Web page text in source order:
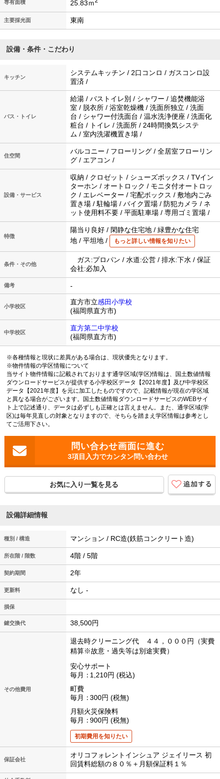
専有面積 25.83ｍ
主要採光面 東南
設備・条件・こだわり
キッチン
システムキッチン / 2口コンロ / ガスコンロ設
置済 /
バス・トイレ
給湯 / バストイレ別 / シャワー / 追焚機能浴
室 / 脱衣所 / 浴室乾燥機 / 洗面所独立 / 洗面
台 / シャワー付洗面台 / 温水洗浄便座 / 洗面化
粧台 / トイレ / 洗面所 / 24時間換気システ
ム / 室内洗濯機置き場 /
住空間
バルコニー / フローリング / 全居室フローリン
グ / エアコン /
設備・サービス
収納 / クロゼット / シューズボックス / TVイン
ターホン / オートロック / モニタ付オートロッ
ク / エレベーター / 宅配ボックス / 敷地内ごみ
置き場 / 駐輪場 / バイク置場 / 防犯カメラ / ネ
ット使用料不要 / 平面駐車場 / 専用ゴミ置場 /
特徴
陽当り良好 / 閑静な住宅地 / 緑豊かな住宅
地 / 平坦地 /
もっと詳しい情報を知りたい
条件・その他
ガス:プロパン / 水道:公営 / 排水:下水 / 保証
会社:必加入
備考 -
小学校区
直方市立感田小学校
(福岡県直方市)
中学校区
直方第二中学校
(福岡県直方市)
※各種情報と現状に差異がある場合は、現状優先となります。
※物件情報の学区情報について
当サイト物件情報に記載されております通学区域(学区)情報は、国土数値情報
ダウンロードサービスが提供する小学校区データ【2021年度】及び中学校区
データ【2021年度】を元に加工したものですので、記載情報が現在の学区域
と異なる場合がございます。国土数値情報ダウンロードサービスのWEBサイ
ト上で記述通り、データは必ずしも正確とは言えません。また、通学区域(学
区)は毎年見直しの対象となりますので、そちらを踏まえ学区情報は参考とし
てご活用下さい。
3項目入力でカンタン問い合わせ
お気に入り一覧を見る
設備詳細情報
種別 / 構造 マンション / RC造(鉄筋コンクリート造)
所在階 / 階数 4階 / 5階
契約期間 2年
更新料 なし -
損保
鍵交換代 38,500円
その他費用
退去時クリーニング代 ４４，０００円（実費
精算※故意・過失等は別途実費）
安心サポート
毎月
1,210円
税込
町費
毎月
300円
税無
月額火災保険料
毎月
900円 税無
初期費用を知りたい
保証会社
オリコフォレントインシュア ジェイリース 初
回賃料総額の８０％＋月額保証料１％